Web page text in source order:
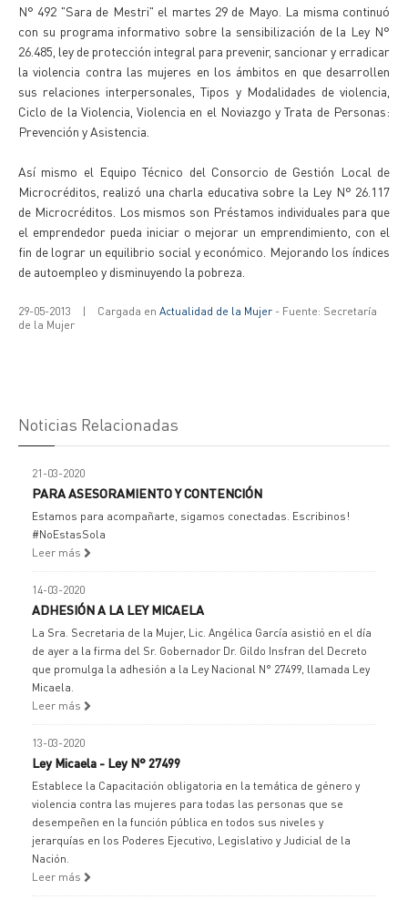
N° 492 "Sara de Mestri" el martes 29 de Mayo. La misma continuó
con su programa informativo sobre la sensibilización de la Ley N°
26.485, ley de protección integral para prevenir, sancionar y erradicar
la violencia contra las mujeres en los ámbitos en que desarrollen
sus relaciones interpersonales, Tipos y Modalidades de violencia,
Ciclo de la Violencia, Violencia en el Noviazgo y Trata de Personas:
Prevención y Asistencia.
Así mismo el Equipo Técnico del Consorcio de Gestión Local de
Microcréditos, realizó una charla educativa sobre la Ley N° 26.117
de Microcréditos. Los mismos son Préstamos individuales para que
el emprendedor pueda iniciar o mejorar un emprendimiento, con el
fin de lograr un equilibrio social y económico. Mejorando los índices
de autoempleo y disminuyendo la pobreza.
29-05-2013 | Cargada en Actualidad de la Mujer - Fuente: Secretaría
de la Mujer
Noticias Relacionadas
21-03-2020
PARA ASESORAMIENTO Y CONTENCIÓN
Estamos para acompañarte, sigamos conectadas. Escribinos!
#NoEstasSola
Leer más
14-03-2020
ADHESIÓN A LA LEY MICAELA
La Sra. Secretaria de la Mujer, Lic. Angélica García asistió en el día
de ayer a la firma del Sr. Gobernador Dr. Gildo Insfran del Decreto
que promulga la adhesión a la Ley Nacional N° 27499, llamada Ley
Micaela.
Leer más
13-03-2020
Ley Micaela - Ley N° 27499
Establece la Capacitación obligatoria en la temática de género y
violencia contra las mujeres para todas las personas que se
desempeñen en la función pública en todos sus niveles y
jerarquías en los Poderes Ejecutivo, Legislativo y Judicial de la
Nación.
Leer más